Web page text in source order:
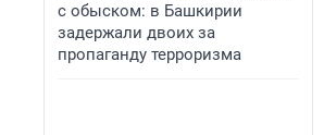
с обыском: в Башкирии
задержали двоих за
пропаганду терроризма